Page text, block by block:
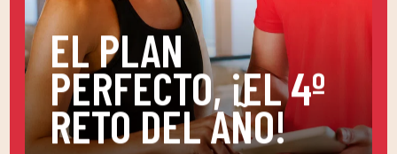
EL PLAN
PERFECTO, ¡EL 4º
RETO DEL AÑO!